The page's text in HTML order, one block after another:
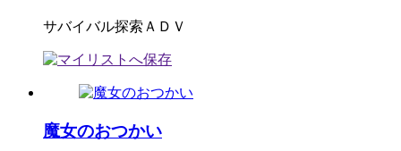
サバイバル探索ＡＤＶ
魔女のおつかい